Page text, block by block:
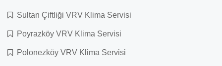
Sultan Çiftliği VRV Klima Servisi
Poyrazköy VRV Klima Servisi
Polonezköy VRV Klima Servisi